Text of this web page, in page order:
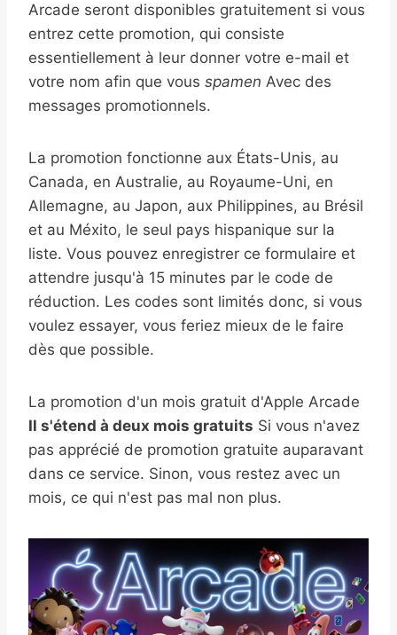
Arcade seront disponibles gratuitement si vous
entrez cette promotion, qui consiste
essentiellement à leur donner votre e-mail et
votre nom afin que vous spamen Avec des
messages promotionnels.
La promotion fonctionne aux États-Unis, au
Canada, en Australie, au Royaume-Uni, en
Allemagne, au Japon, aux Philippines, au Brésil
et au Méxito, le seul pays hispanique sur la
liste. Vous pouvez enregistrer ce formulaire et
attendre jusqu'à 15 minutes par le code de
réduction. Les codes sont limités donc, si vous
voulez essayer, vous feriez mieux de le faire
dès que possible.
La promotion d'un mois gratuit d'Apple Arcade
Il s'étend à deux mois gratuits Si vous n'avez
pas apprécié de promotion gratuite auparavant
dans ce service. Sinon, vous restez avec un
mois, ce qui n'est pas mal non plus.